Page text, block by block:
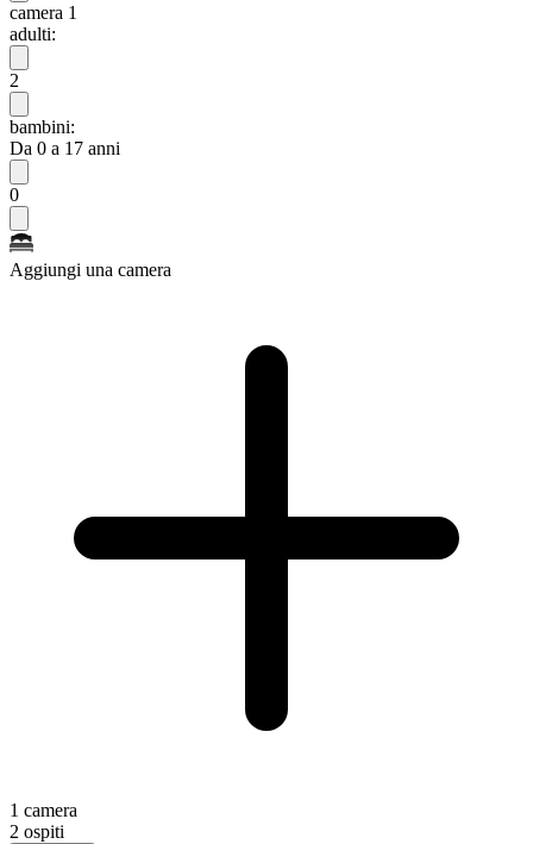
camera 1
adulti:
2
bambini:
Da 0 a 17 anni
0
Aggiungi una camera
1 camera
2 ospiti